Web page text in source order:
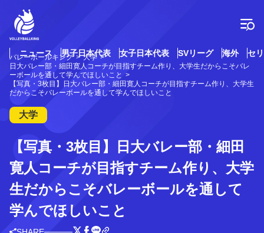
テ
ツ
プ
ニュース 男子日本代表 女子日本代表 SVリーグ 海外 セ
バレーボールキング
大学
日大バレー部・細田寛人コーチが目指すチーム作り、大学生だからこそバレ
ーボールを通して学んでほしいこと
【写真・3枚目】日大バレー部・細田寛人コーチが目指すチーム作り、大学生
だからこそバレーボールを通して学んでほしいこと
大学
【写真・3枚目】日大バレー部・細田
寛人コーチが目指すチーム作り、大学
生だからこそバレーボールを通して
学んでほしいこと